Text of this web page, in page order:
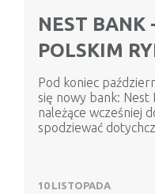
NEST BANK
POLSKIM
Pod koniec
się nowy bank: Nest
należące wcześniej
spodziewać
10 LISTOPADA